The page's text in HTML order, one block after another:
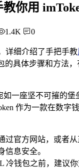
你用
1.4K 0
详细介绍了手把手教
的具体步骤和方法
一座坚不可摧的
作为一款在数字
过官方网站，或者
信息安全。
冷钱包之前，建议